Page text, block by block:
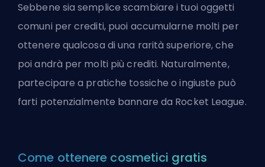
Sebbene sia semplice scambiare i tuoi oggetti
comuni per crediti, puoi accumularne molti per
ottenere qualcosa di una rarità superiore, che
poi andrà per molti più crediti. Naturalmente,
partecipare a pratiche tossiche o ingiuste può
farti potenzialmente bannare da Rocket League.
Come ottenere cosmetici gratis